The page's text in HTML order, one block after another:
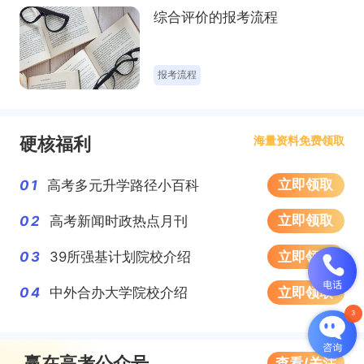
综合评价的报考流程
硬核福利 海量资料免费领取
01 高考多元升学路径小百科 立即领取
02 高考新闻时政热点月刊 立即领取
03 39所强基计划院校介绍 立即领取
04 中外合办大学院校介绍 立即领取